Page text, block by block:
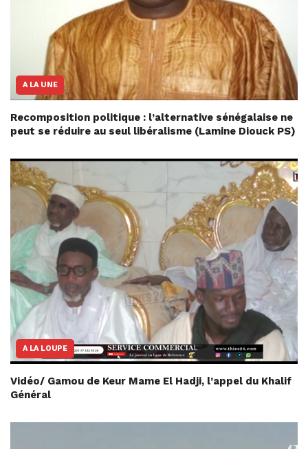
A LA UNE
Recomposition politique : l’alternative sénégalaise ne
peut se réduire au seul libéralisme (Lamine Diouck PS)
A LA LOUPE
Vidéo/ Gamou de Keur Mame El Hadji, l’appel du Khalif
Général